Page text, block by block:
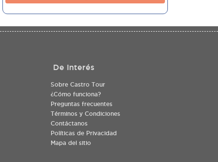
De Interés
Sobre Castro Tour
¿Cómo funciona?
Preguntas frecuentes
Términos y Condiciones
Contáctanos
Políticas de Privacidad
Mapa del sitio